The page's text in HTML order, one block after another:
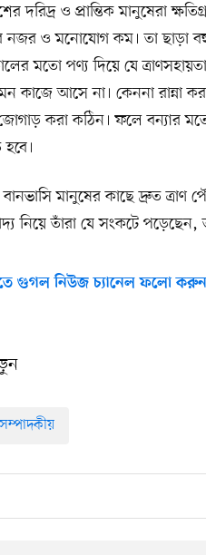
দরিদ্র ও প্রান্তিক মানুষেরা
নজর ও মনোযোগ কম। তা ছাড়া
মতো পণ্য দিয়ে যে
কাজে আসে না। কেননা
করা কঠিন। ফলে বন্যার মতো
মানুষের কাছে দ্রুত ত্রাণ
নিয়ে তাঁরা যে সংকটে
গুগল নিউজ চ্যানেল ফলো করুন
সম্পাদকীয়